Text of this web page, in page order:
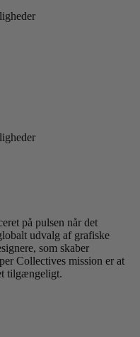
på pulsen når det
udvalg af grafiske
som skaber
Collectives mission er at
tilgængeligt.